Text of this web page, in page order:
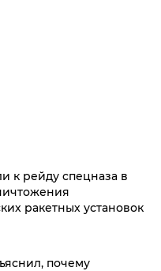
к рейду спецназа в
ракетных установок
почему